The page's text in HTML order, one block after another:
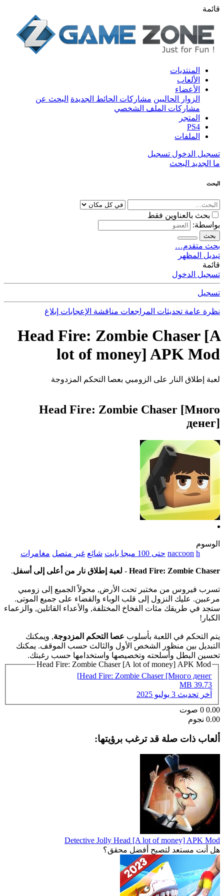
قائمة
المنتديات
الألعاب
الأعضاء
الزوار الحاليين مشاركات الحائط الجديدة البحث عن
مشاركات الملف الشخصي
المتجر
PS4
الملفات
تسجيل الدخول تسجيل
ما الجديد البحث
البحث
بحث بالعناوين فقط
بواسطة:
بحث
بحث متقدم…
تبديل المظهر
قائمة
تسجيل الدخول
تسجيل
نظرة عامة تحديثات المراجعات مناقشة الإعجابات إبلاغ
Head Fire: Zombie Chaser [A
lot of money] APK Mod
لعبة إطلاق النار على الزومبي بعصا التحكم المزدوجة
Head Fire: Zombie Chaser [Много
денег]
الوسوم
h
naccoon حتى 100 ميجا بايت شائع غير متصل مغامرات
Head Fire: Zombie Chaser
- لعبة إطلاق نار من أعلى إلى أسفل.
تسرب فيروس من مختبر تحت الأرض, محولاً الجميع إلى زومبي
مرعبين. عليك النزول إلى قلب الوباء والقضاء على جميع الموتى.
ستجد في طريقك مئات الفخاخ المختلفة, والأعداء القاتلين, والزعماء
الكبار!
يتم التحكم في اللعبة بأسلوب عصا التحكم المزدوجة, ويمكنك
التبديل بين منظور الشخص الأول والثالث حسب الموقف. يمكنك
تحسين البطل وأسلحته وتخصيصها واستخدامها حسب رغبتك.
Head Fire: Zombie Chaser [A lot of money] APK Mod
Head Fire: Zombie Chaser [Много денег]
39.73 MB
آخر تحديث 3 يوليو 2025
0.00
0 صوت
0.00 نجوم
ألعاب ذات صلة قد ترغب برؤيتها:
Detective Jolly Head [A lot of money] APK Mod
هل أنت مستعد لتصبح أفضل محقق؟